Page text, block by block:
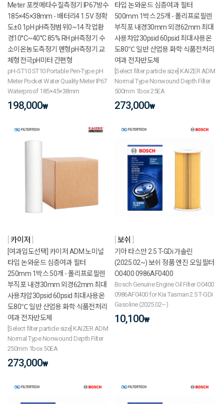
Meter 포켓메타수질측정기 IP67방수
185×45×38mm - 배터리4 1.5V 정확
도±0.1pH pH측정범위0~14 작업환
경10°C~40°C 85% RH pH측정기 수
소이온농도측정기 펜형pH측정기 교
체형전극pH미터 간편형
pH-ST10 ST10 Portable Pen-Type pH
Meter Pocket Water Quality Meter IP67
Waterproof 185×45×38mm
198,000₩
타입 논와운드 심층여과 필터
500mm 1박스 25개 - 폴리프로필렌
부직포 내경30mm 외경62mm 최대
사용차압30psid 60psid 최대사용온
도80℃ 일반 산업용 화학·식품전처리
여과 전자반도체
[Select filter particle size] KAIZER ADM
Normal Type Nonwound Depth Filter
500mm 1box 25EA
273,000₩
카이저
[여과입도선택] 카이저 ADM 노미널
타입 논와운드 심층여과 필터
250mm 1박스 50개 - 폴리프로필렌
부직포 내경30mm 외경62mm 최대
사용차압30psid 60psid 최대사용온
도80℃ 일반 산업용 화학·식품전처리
여과 전자반도체
[Select filter particle size] KAIZER ADM
Normal Type Nonwound Depth Filter
250mm 1box 50EA
273,000₩
보쉬
기아 타스만 2.5 T-GDi 가솔린
(2025.02~) 보쉬 정품 엔진 오일필터
O0400 0986AF0400
Bosch Genuine Engine Oil Filter O0400
0986AF0400 for Kia Tasman 2.5 T-GDi
Gasoline (2025.02~)
10,100₩